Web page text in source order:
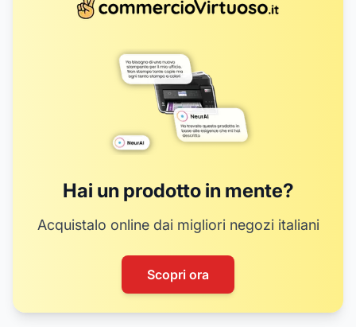
Hai un prodotto in mente?
Acquistalo online dai migliori negozi italiani
Scopri ora